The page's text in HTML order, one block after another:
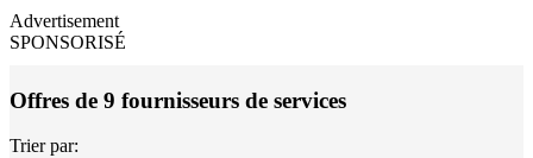
Advertisement
SPONSORISÉ
Offres de 9 fournisseurs de services
Trier par: